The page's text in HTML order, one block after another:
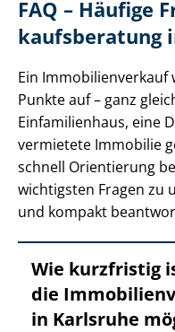
FAQ – Häufige
kaufs­be­ra­tung
Ein
Punkte auf – ganz
Einfamilienhaus, eine
vermietete Immobilie
schnell Orientierung
wichtigsten Fragen zu
und kompakt
Wie kurzfristig
die
in Karlsruhe